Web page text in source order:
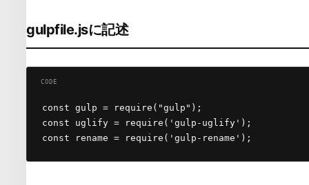
gulpfile.jsに記述
const gulp = require("gulp");
const uglify = require('gulp-uglify');
const rename = require('gulp-rename');